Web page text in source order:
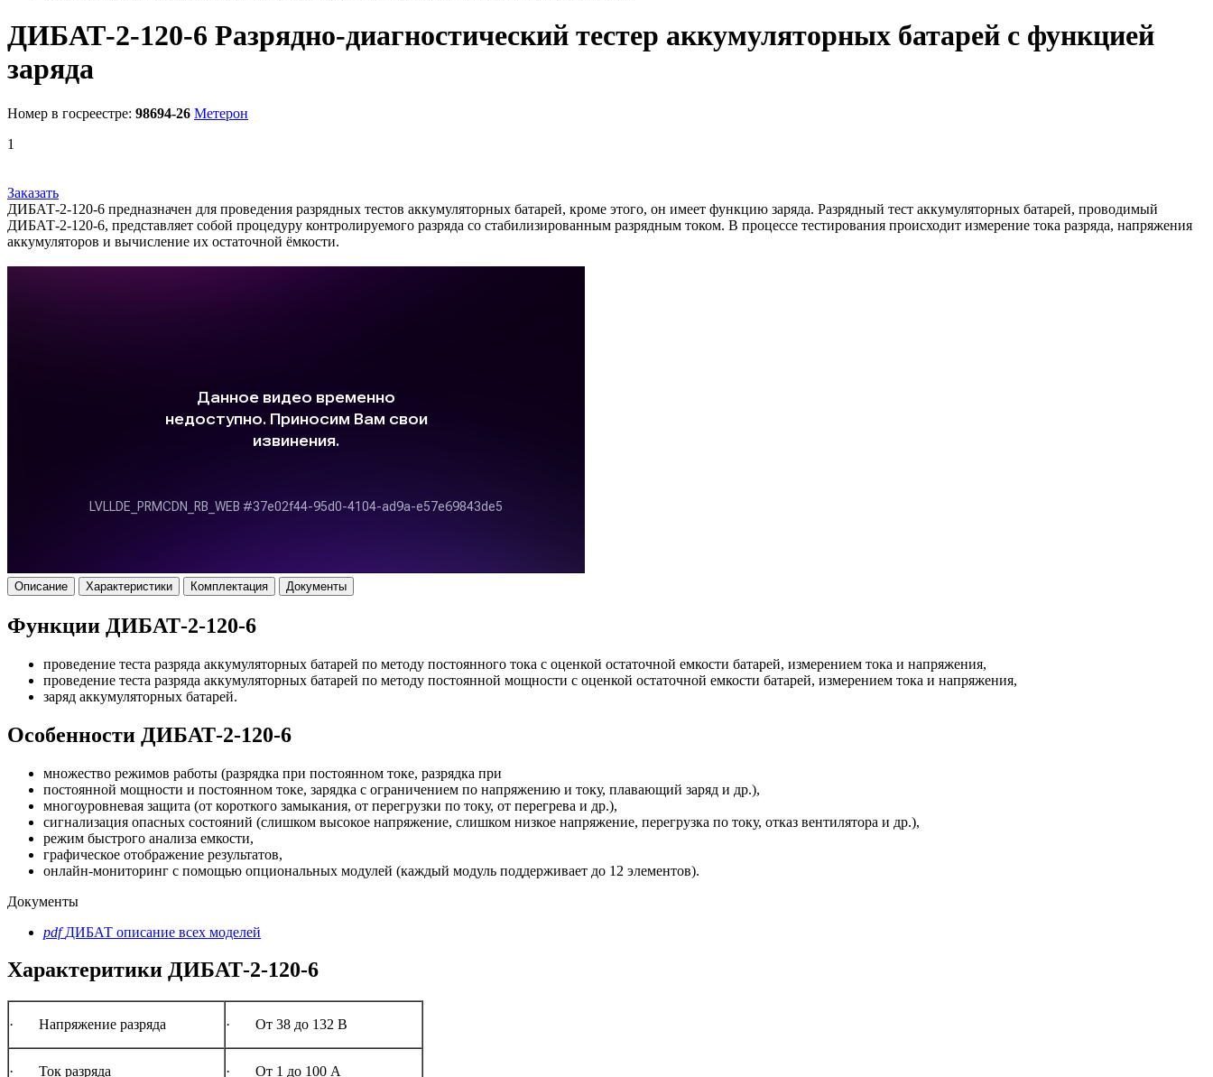
ДИБАТ-2-120-6 Разрядно-диагностический тестер аккумуляторных батарей c функцией
заряда
Номер в госреестре: 98694-26 Метерон
1
Заказать
ДИБАТ-2-120-6 предназначен для проведения разрядных тестов аккумуляторных батарей, кроме этого, он имеет функцию заряда. Разрядный тест аккумуляторных батарей, проводимый
ДИБАТ-2-120-6, представляет собой процедуру контролируемого разряда со стабилизированным разрядным током. В процессе тестирования происходит измерение тока разряда, напряжения
аккумуляторов и вычисление их остаточной ёмкости.
Описание Характеристики Комплектация Документы
Функции ДИБАТ-2-120-6
проведение теста разряда аккумуляторных батарей по методу постоянного тока с оценкой остаточной емкости батарей, измерением тока и напряжения,
проведение теста разряда аккумуляторных батарей по методу постоянной мощности с оценкой остаточной емкости батарей, измерением тока и напряжения,
заряд аккумуляторных батарей.
Особенности ДИБАТ-2-120-6
множество режимов работы (разрядка при постоянном токе, разрядка при
постоянной мощности и постоянном токе, зарядка с ограничением по напряжению и току, плавающий заряд и др.),
многоуровневая защита (от короткого замыкания, от перегрузки по току, от перегрева и др.),
сигнализация опасных состояний (слишком высокое напряжение, слишком низкое напряжение, перегрузка по току, отказ вентилятора и др.),
режим быстрого анализа емкости,
графическое отображение результатов,
онлайн-мониторинг с помощью опциональных модулей (каждый модуль поддерживает до 12 элементов).
Документы
pdfДИБАТ описание всех моделей
Характеритики ДИБАТ-2-120-6
· Напряжение разряда · От 38 до 132 В
· Ток разряда · От 1 до 100 А